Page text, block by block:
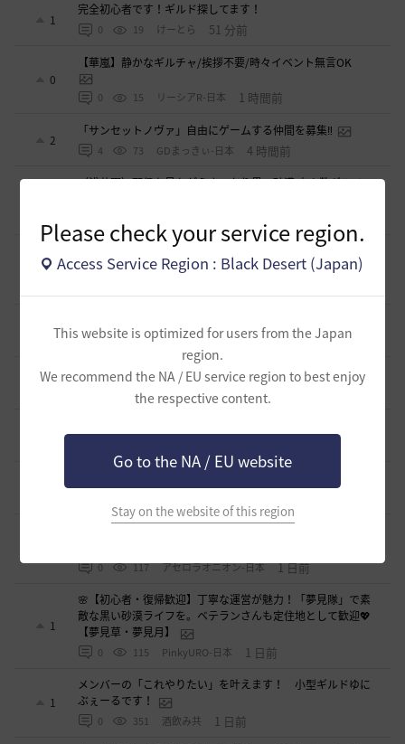
Please check your service region.
Access Service Region : Black Desert (Japan)
This website is optimized for users from the Japan
region.
We recommend the NA / EU service region to best enjoy
the respective content.
Go to the NA / EU website
Stay on the website of this region
1
完全初心者です！ギルド探してます！
0 19 けーとら 51 分前
0
【華嵐】静かなギルチャ/挨拶不要/時々イベント無言OK
0 15 リーシアR-日本 1 時間前
2
「サンセットノヴァ」自由にゲームする仲間を募集‼️
4 73 GDまっきぃ-日本 4 時間前
〈浅井軍〉配信を見ながらまったり黒い砂漠 少人数ギルメン
1
※少数の募集となります 小規模ギルド【待機中】ギルメン
募集のご案内
1
0 119 まそん 14 時間前
1
LevelUP メンバー募集
95 ドゥジュ-日本 16 時間前
0 117 アセロラオニオン-日本 1 日前
1
🌸【初心者・復帰歓迎】丁寧な運営が魅力！「夢見隊」で素
敵な黒い砂漠ライフを。ベテランさんも定住地として歓迎💖
【夢見草・夢見月】
0 115 PinkyURO-日本 1 日前
1
メンバーの「これやりたい」を叶えます！ 小型ギルドゆに
ぶぇーるです！
0 351 酒飲み共 1 日前